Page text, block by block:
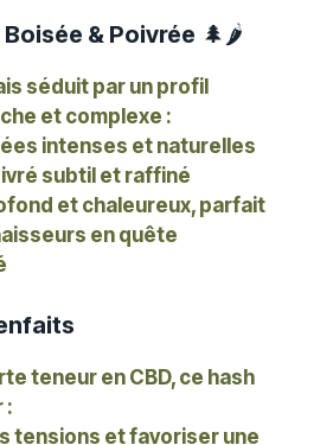
& Poivrée 🌲🌶️
séduit par un profil
et complexe :
intenses et naturelles
subtil et raffiné
et chaleureux, parfait
en quête
teneur en CBD, ce hash
:
tensions et favoriser une